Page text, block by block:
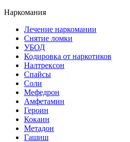
Наркомания
Лечение наркомании
Снятие ломки
УБОД
Кодировка от наркотиков
Налтрексон
Спайсы
Соли
Мефедрон
Амфетамин
Героин
Кокаин
Метадон
Гашиш